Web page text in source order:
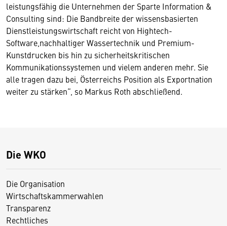
leistungsfähig die Unternehmen der Sparte Information &
Consulting sind: Die Bandbreite der wissensbasierten
Dienstleistungswirtschaft reicht von Hightech-
Software,nachhaltiger Wassertechnik und Premium-
Kunstdrucken bis hin zu sicherheitskritischen
Kommunikationssystemen und vielem anderen mehr. Sie
alle tragen dazu bei, Österreichs Position als Exportnation
weiter zu stärken“, so Markus Roth abschließend.
Die WKO
Die Organisation
Wirtschaftskammerwahlen
Transparenz
Rechtliches